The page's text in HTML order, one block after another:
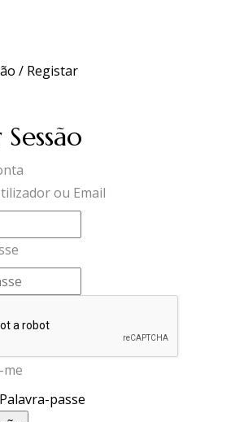
/ Registar
ou Email
passe